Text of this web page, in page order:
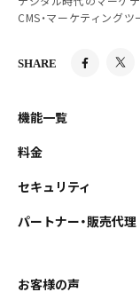
CMS・マーケティングツ
SHARE
機能一覧
料金
セキュリティ
パートナー・販売代理
お客様の声